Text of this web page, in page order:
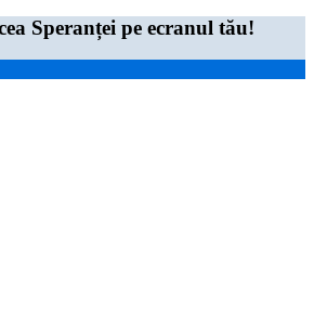
Speranței pe ecranul tău!